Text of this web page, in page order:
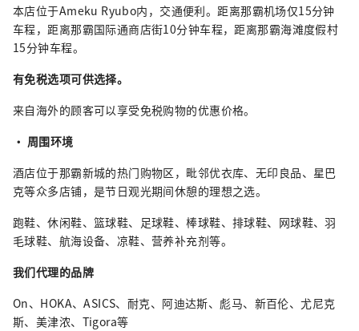
本店位于Ameku Ryubo内，交通便利。距离那霸机场仅15分钟
车程，距离那霸国际通商店街10分钟车程，距离那霸海滩度假村
15分钟车程。
有免税选项可供选择。
来自海外的顾客可以享受免税购物的优惠价格。
• 周围环境
酒店位于那霸新城的热门购物区，毗邻优衣库、无印良品、星巴
克等众多店铺，是节日观光期间休憩的理想之选。
跑鞋、休闲鞋、篮球鞋、足球鞋、棒球鞋、排球鞋、网球鞋、羽
毛球鞋、航海设备、凉鞋、营养补充剂等。
我们代理的品牌
On、HOKA、ASICS、耐克、阿迪达斯、彪马、新百伦、尤尼克
斯、美津浓、Tigora等